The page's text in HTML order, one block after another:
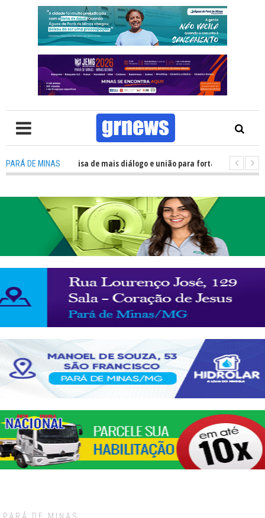
PARÁ DE MINAS
TV: Política precisa de mais diálogo e união para fortalecer Minas e